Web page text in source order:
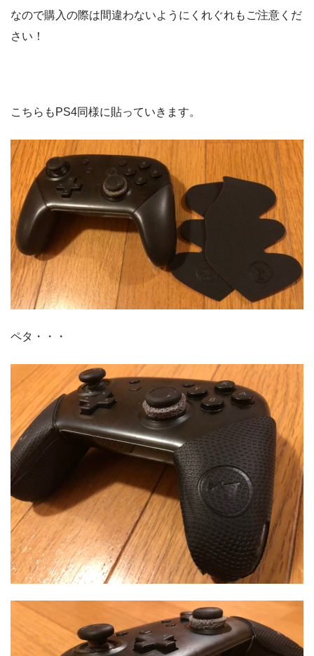
なので購入の際は間違わないようにくれぐれもご注意くだ
さい！
こちらもPS4同様に貼っていきます。
ペタ・・・